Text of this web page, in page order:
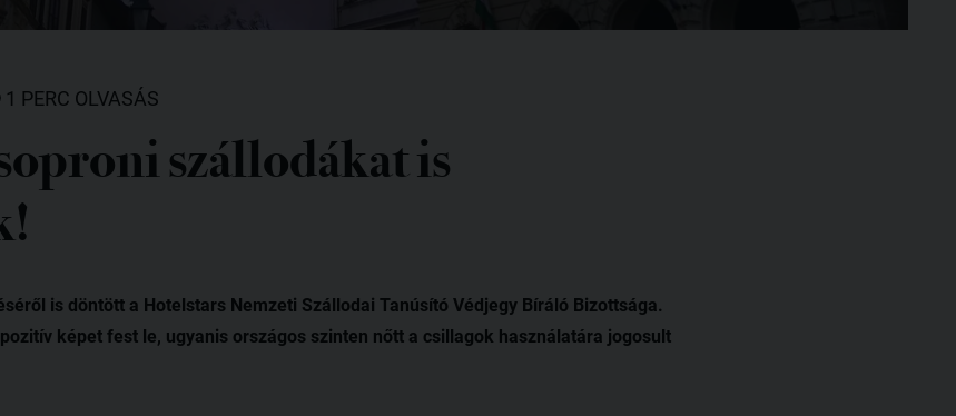
1 PERC OLVASÁS
szállodákat is
is döntött a Hotelstars Nemzeti Szállodai Tanúsító Védjegy Bíráló Bizottsága.
képet fest le, ugyanis országos szinten nőtt a csillagok használatára jogosult